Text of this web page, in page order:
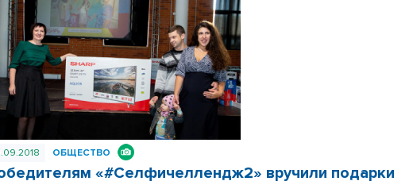
ОБЩЕСТВО
«#Селфичеллендж2» вручили подарки